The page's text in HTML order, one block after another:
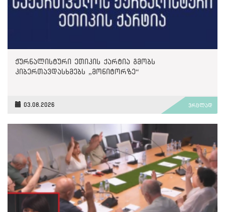
ჟურნალისტური ეთიკის ქარტია გმობს
კიბერთავდასხმებს „მონიტორზე“
03.08.2026 ვრცლად